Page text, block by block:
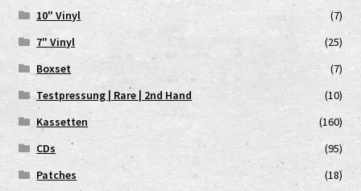
10" Vinyl
(7)
7" Vinyl
(25)
Boxset
(7)
Testpressung | Rare | 2nd Hand
(10)
Kassetten
(160)
CDs
(95)
Patches
(18)